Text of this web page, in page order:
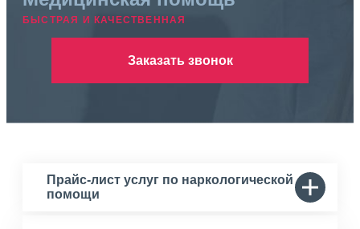
БЫСТРАЯ И КАЧЕСТВЕННАЯ
Заказать звонок
Прайс-лист услуг по наркологической
помощи